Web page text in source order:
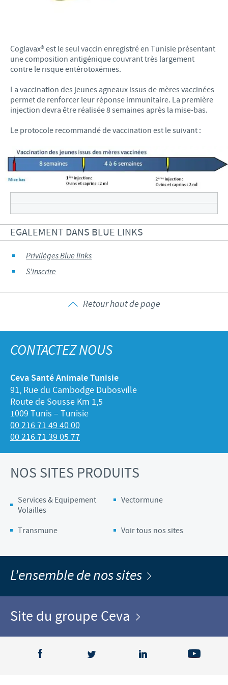
Coglavax® est le seul vaccin enregistré en Tunisie présentant
une composition antigénique couvrant très largement
contre le risque entérotoxémies.
La vaccination des jeunes agneaux issus de mères vaccinées
permet de renforcer leur réponse immunitaire. La première
injection devra être réalisée 8 semaines après la mise-bas.
Le protocole recommandé de vaccination est le suivant :
EGALEMENT DANS BLUE LINKS
Privilèges Blue links
S'inscrire
Retour haut de page
CONTACTEZ NOUS
Ceva Santé Animale Tunisie
91, Rue du Cambodge Dubosville
Route de Sousse Km 1,5
1009 Tunis – Tunisie
00 216 71 49 40 00
00 216 71 39 05 77
NOS SITES PRODUITS
Services & Equipement
Volailles
Vectormune
Transmune Voir tous nos sites
L'ensemble de nos sites
Site du groupe Ceva